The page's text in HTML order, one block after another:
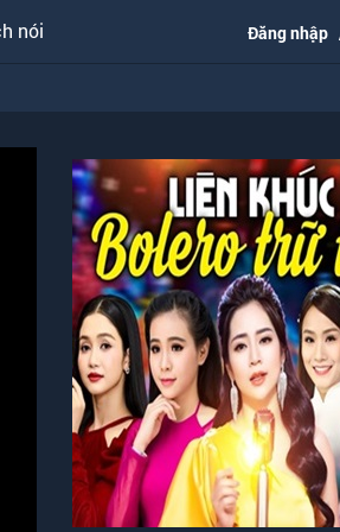
nói Đăng nhập